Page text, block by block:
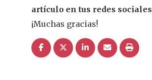
artículo en tus redes sociales
¡Muchas gracias!